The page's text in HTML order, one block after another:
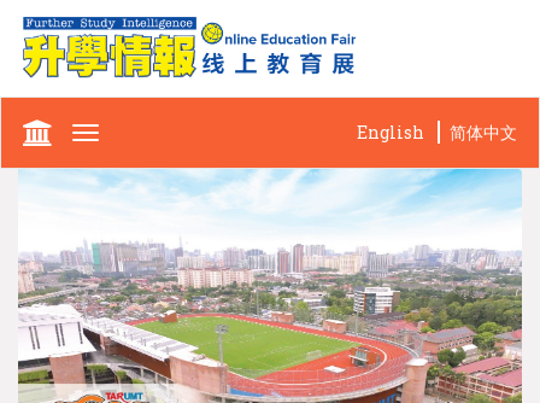
Toggle
English 简体中文